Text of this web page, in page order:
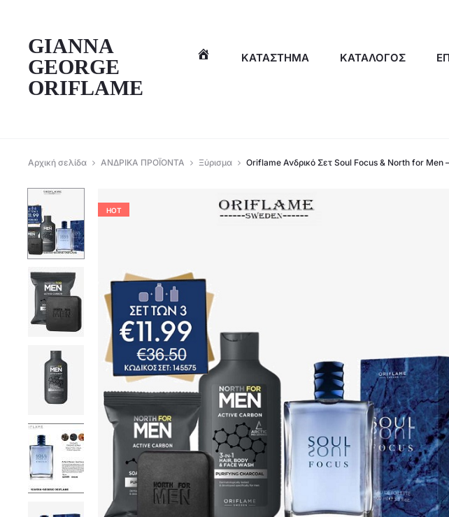
GIANNA
GEORGE
ORIFLAME
ΚΑΤΆΣΤΗΜΑ ΚΑΤΑΛΟΓΟΣ
Αρχική σελίδα ΑΝΔΡΙΚΑ ΠΡΟΪΟΝΤΑ Ξύρισμα Oriflame Ανδρικό Σετ Soul Focus & North for Men
HOT